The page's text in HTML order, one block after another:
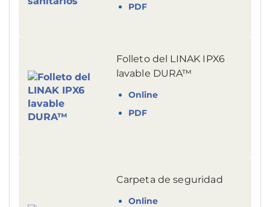
PDF
Folleto del LINAK IPX6
lavable DURA™
Online
PDF
Carpeta de seguridad
Online